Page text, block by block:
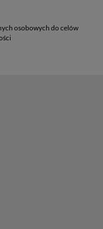
osobowych do celów